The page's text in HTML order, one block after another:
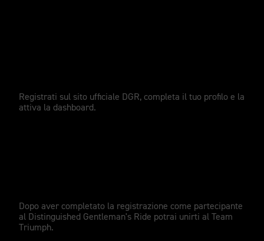
Registrati sul sito ufficiale DGR, completa il tuo profilo e la
attiva la dashboard.
Dopo aver completato la registrazione come partecipante
al Distinguished Gentleman's Ride potrai unirti al Team
Triumph.